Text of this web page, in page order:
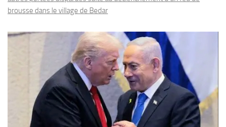
brousse dans le village de Bedar